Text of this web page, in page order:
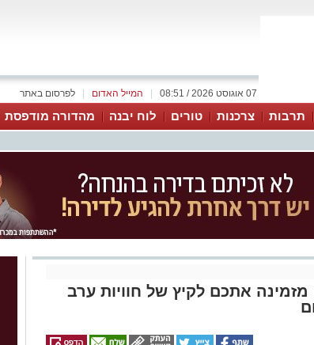
לפרסום באתר המייל האדום 07 אוגוסט 2026 / 08:51
תרבות צרכנות טורים לוח יבנה מהדורה מודפסת
אתכם לקיץ של חוויות ערב